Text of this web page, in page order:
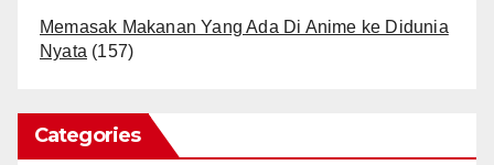
Memasak Makanan Yang Ada Di Anime ke Didunia
Nyata (157)
Categories